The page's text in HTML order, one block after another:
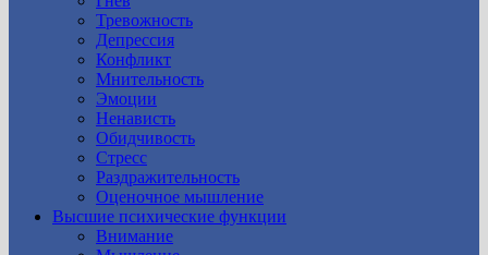
Тревожность
Депрессия
Конфликт
Мнительность
Эмоции
Ненависть
Обидчивость
Стресс
Раздражительность
Оценочное мышление
Высшие психические функции
Внимание